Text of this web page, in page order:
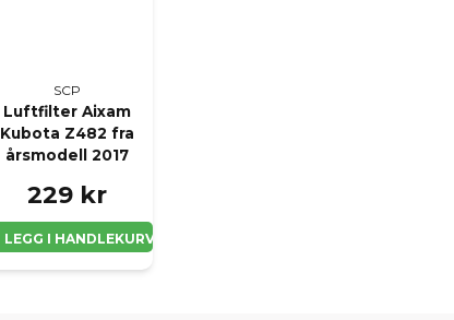
SCP
Luftfilter Aixam
Kubota Z482 fra
årsmodell 2017
229 kr
LEGG I HANDLEKURV